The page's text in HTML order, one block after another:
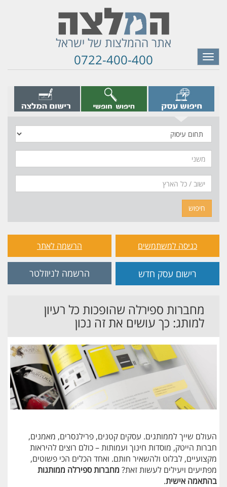
אתר ההמלצות של ישראל
0722-400-400
Toggle
navigation
עיסוק
חיפוש
כניסה למשתמשים הרשמה לאתר
רישום עסק חדש הרשמה לניוזלטר
מחברות ספירלה שהופכות כל רעיון
למותג: כך עושים את זה נכון
העולם שייך לממותגים. עסקים קטנים, פרילנסרים, מאמנים,
חברות הייטק, מוסדות חינוך ועמותות – כולם רוצים להיראות
מקצועיים, לבלוט ולהשאיר חותם. ואחד הכלים הכי פשוטים,
מפתיעים ויעילים לעשות זאת? מחברות ספירלה ממותגות
בהתאמה אישית.